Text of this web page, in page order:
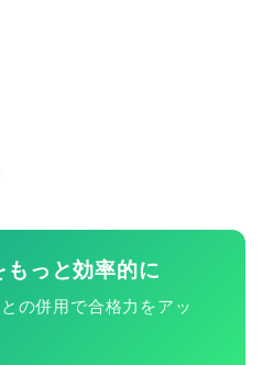
もっと効率的に
の併用で合格力をアッ